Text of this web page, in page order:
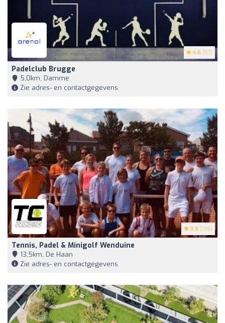
4.6 (57)
Padelclub Brugge
5,0km, Damme
Zie adres- en contactgegevens
3.9 (135)
Tennis, Padel & Minigolf Wenduine
13,5km, De Haan
Zie adres- en contactgegevens